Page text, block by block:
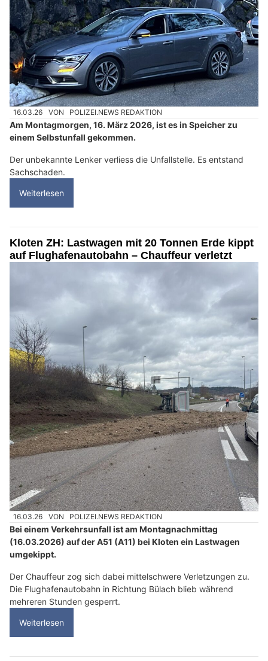
16.03.26 VON POLIZEI.NEWS REDAKTION
Am Montagmorgen, 16. März 2026, ist es in Speicher zu
einem Selbstunfall gekommen.
Der unbekannte Lenker verliess die Unfallstelle. Es entstand
Sachschaden.
Weiterlesen
Kloten ZH: Lastwagen mit 20 Tonnen Erde kippt
auf Flughafenautobahn – Chauffeur verletzt
16.03.26 VON POLIZEI.NEWS REDAKTION
Bei einem Verkehrsunfall ist am Montagnachmittag
(16.03.2026) auf der A51 (A11) bei Kloten ein Lastwagen
umgekippt.
Der Chauffeur zog sich dabei mittelschwere Verletzungen zu.
Die Flughafenautobahn in Richtung Bülach blieb während
mehreren Stunden gesperrt.
Weiterlesen